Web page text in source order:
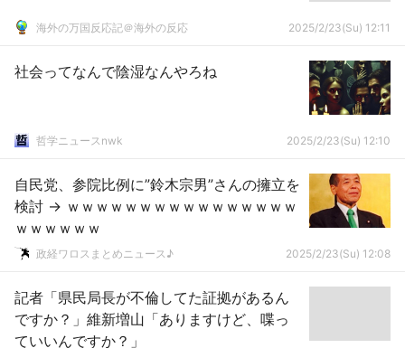
海外の万国反応記＠海外の反応 2025/2/23(Su) 12:11
社会ってなんで陰湿なんやろね
哲学ニュースnwk 2025/2/23(Su) 12:10
自民党、参院比例に”鈴木宗男”さんの擁立を
検討 → ｗｗｗｗｗｗｗｗｗｗｗｗｗｗｗｗ
ｗｗｗｗｗｗ
政経ワロスまとめニュース♪ 2025/2/23(Su) 12:08
記者「県民局長が不倫してた証拠があるん
ですか？」維新増山「ありますけど、喋っ
ていいんですか？」